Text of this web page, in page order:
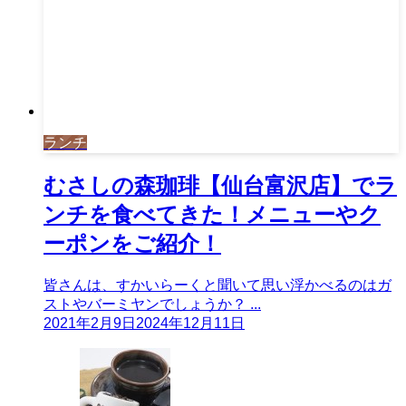
ランチ
むさしの森珈琲【仙台富沢店】でラ
ンチを食べてきた！メニューやク
ーポンをご紹介！
皆さんは、すかいらーくと聞いて思い浮かべるのはガ
ストやバーミヤンでしょうか？ ...
2021年2月9日 2024年12月11日